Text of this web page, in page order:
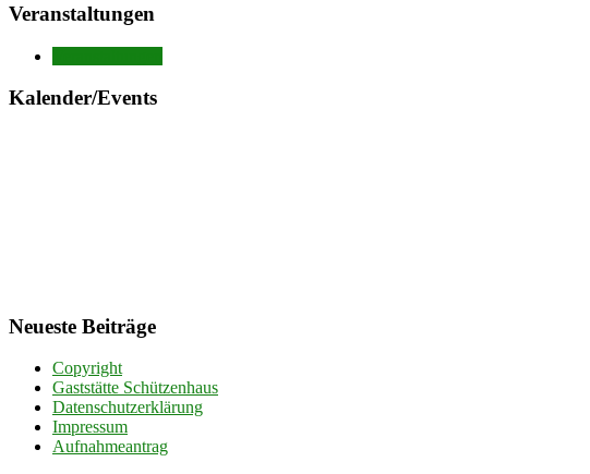
Veranstaltungen
Kalender/Events
Neueste Beiträge
Copyright
Gaststätte Schützenhaus
Datenschutzerklärung
Impressum
Aufnahmeantrag